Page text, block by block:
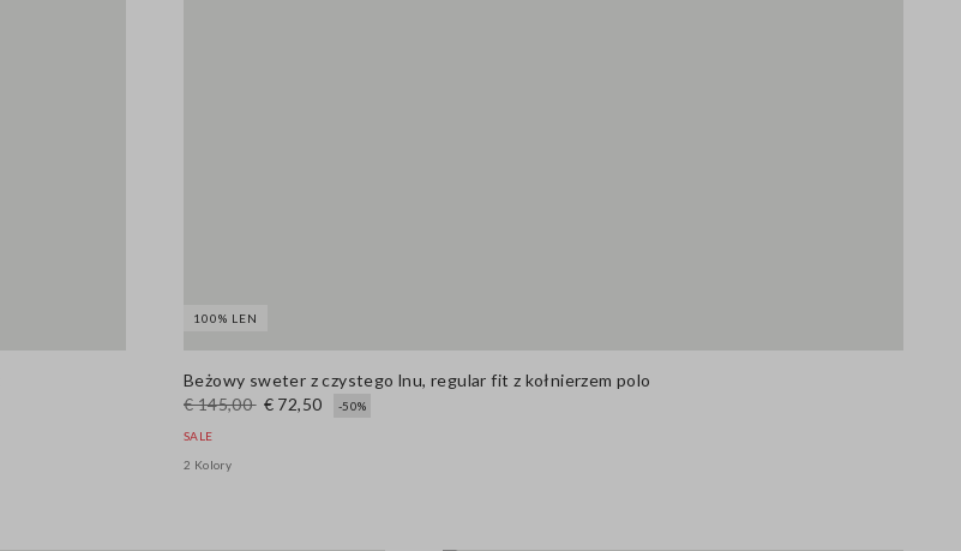
100% LEN
Beżowy sweter z czystego lnu, regular fit z kołnierzem polo
€ 145,00 € 72,50 -50%
SALE
2 Kolory